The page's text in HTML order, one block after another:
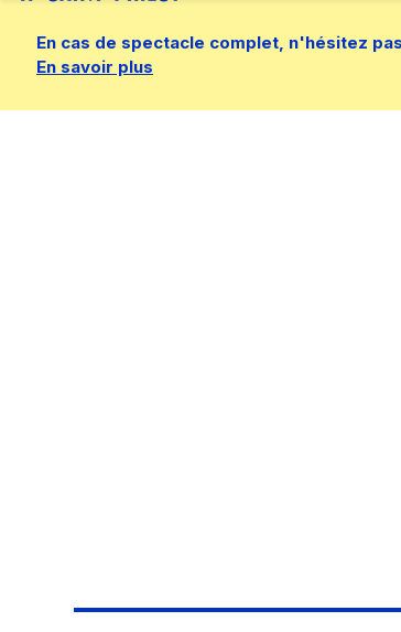
En cas de spectacle complet, n'hésitez
En savoir plus